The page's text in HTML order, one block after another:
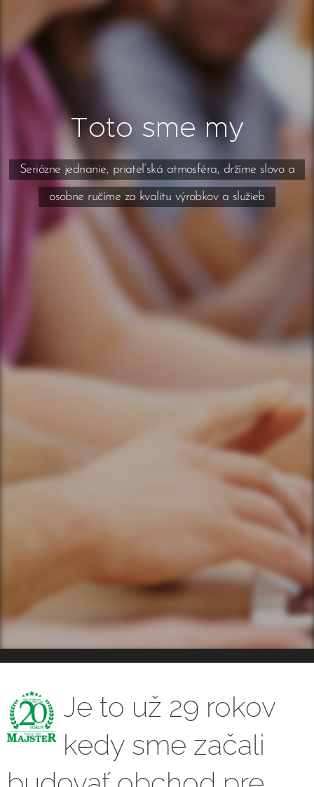
Toto sme my
Seriózne jednanie, priateľská atmosféra, držíme slovo a
osobne ručíme za kvalitu výrobkov a služieb
Je to už 29 rokov
kedy sme začali